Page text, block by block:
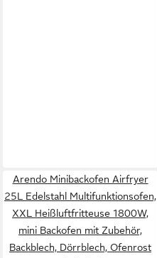
Arendo Minibackofen Airfryer
25L Edelstahl Multifunktionsofen,
XXL Heißluftfritteuse 1800W,
mini Backofen mit Zubehör,
Backblech, Dörrblech, Ofenrost